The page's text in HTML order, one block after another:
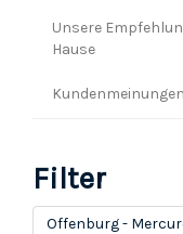
Unsere
Hause
Kundenmeinungen
Filter
Offenburg -